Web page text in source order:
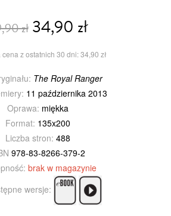
zł34,90 zł
z ostatnich 30 dni: 34,90 zł
The Royal Ranger
11 października 2013
Oprawa: miękka
Format: 135x200
Liczba stron: 488
978-83-8266-379-2
brak w magazynie
wersje: